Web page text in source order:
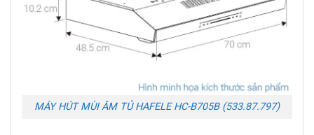
MÁY HÚT MÙI ÂM TỦ HAFELE HC-B705B (533.87.797)